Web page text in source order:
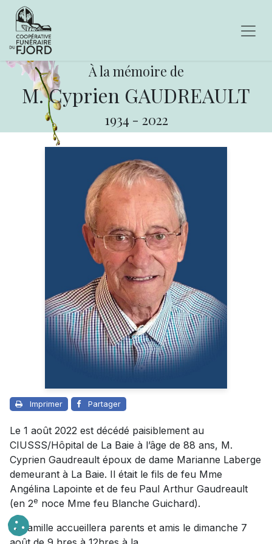
À la mémoire de
M. Cyprien GAUDREAULT
1934 - 2022
Imprimer Partager
Le 1 août 2022 est décédé paisiblement au
CIUSSS/Hôpital de La Baie à l’âge de 88 ans, M.
Cyprien Gaudreault époux de dame Marianne Laberge
demeurant à La Baie. Il était le fils de feu Mme
Angélina Lapointe et de feu Paul Arthur Gaudreault
(en 2e noce Mme feu Blanche Guichard).
La famille accueillera parents et amis le dimanche 7